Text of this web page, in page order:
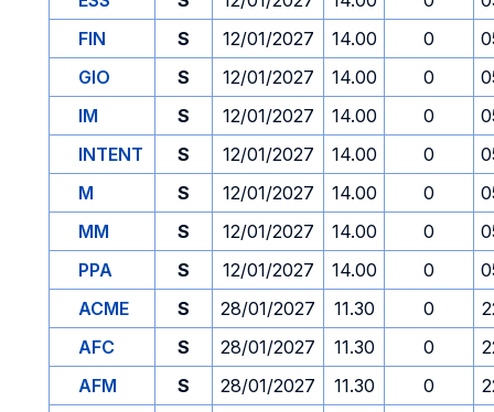
FIN
S 12/01/2027 14.00 0
GIO
S 12/01/2027 14.00 0
IM
S 12/01/2027 14.00 0
INTENT
S 12/01/2027 14.00 0
M
S 12/01/2027 14.00 0
MM
S 12/01/2027 14.00 0
PPA
S 12/01/2027 14.00 0
ACME
S 28/01/2027 11.30 0
AFC
S 28/01/2027 11.30 0
AFM
S 28/01/2027 11.30 0